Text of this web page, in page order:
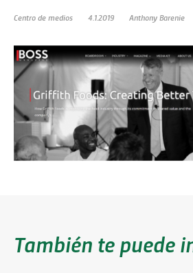
Centro de medios 4.1.2019 Anthony Barenie
También te puede